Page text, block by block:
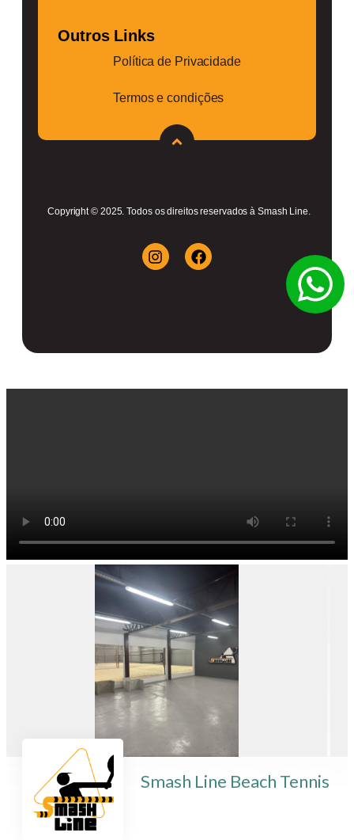
Outros Links
Política de Privacidade
Termos e condições
Copyright © 2025. Todos os direitos reservados à Smash Line.